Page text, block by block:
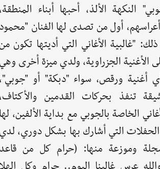
النكهة الألذ، أحبها أبناء المنطقة،
أول من تصدى لها الفنان "محمود
"غالبية الأغاني التي أديتها تكون
الأغنية الجزراوية، ولدي ميزة أخرى وهي
أغنية ورقص، سواء "دبكة" أو "جوبي"،
تنفذ بحركات القدمين والأكتاف،
الخاصة بالجوبي مع بداية الألفين، لها
التي أشارك بها بشكل دوري، لدي
وموزعة منها: (حرام كل من قاعد